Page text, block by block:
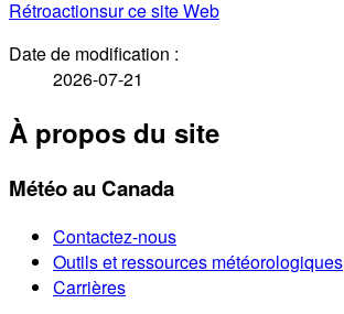
Rétroactionsur ce site Web
Date de modification :
2026-07-21
À propos du site
Météo au Canada
Contactez-nous
Outils et ressources météorologiques
Carrières